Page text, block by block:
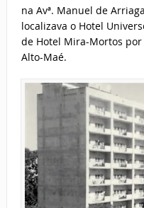
na Avª. Manuel de
localizava o Hotel
de Hotel Mira-Mortos
Alto-Maé.